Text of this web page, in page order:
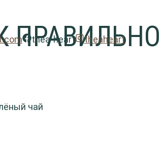
thea-heart theaheart
чай